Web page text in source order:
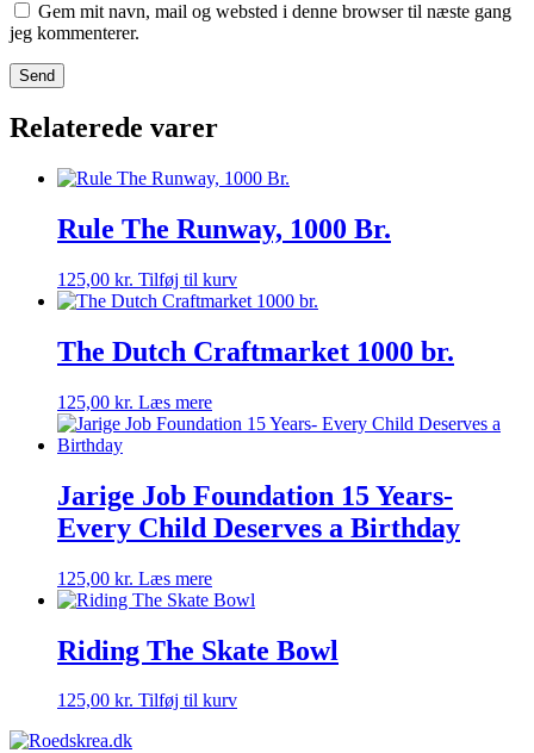
Gem mit navn, mail og websted i denne browser til næste gang
jeg kommenterer.
Relaterede varer
Rule The Runway, 1000 Br.
125,00 kr. Tilføj til kurv
The Dutch Craftmarket 1000 br.
125,00 kr. Læs mere
Jarige Job Foundation 15 Years-
Every Child Deserves a Birthday
125,00 kr. Læs mere
Riding The Skate Bowl
125,00 kr. Tilføj til kurv